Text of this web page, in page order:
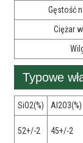
Gęstość
Ciężar
Typowe
SiO2(%) Al2O3(%)
52+/-2 45+/-2